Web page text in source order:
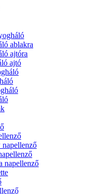
ablakra
ajtóra
ajtó
napellenző